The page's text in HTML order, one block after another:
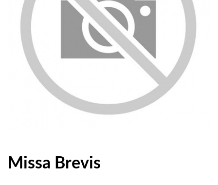
Missa Brevis